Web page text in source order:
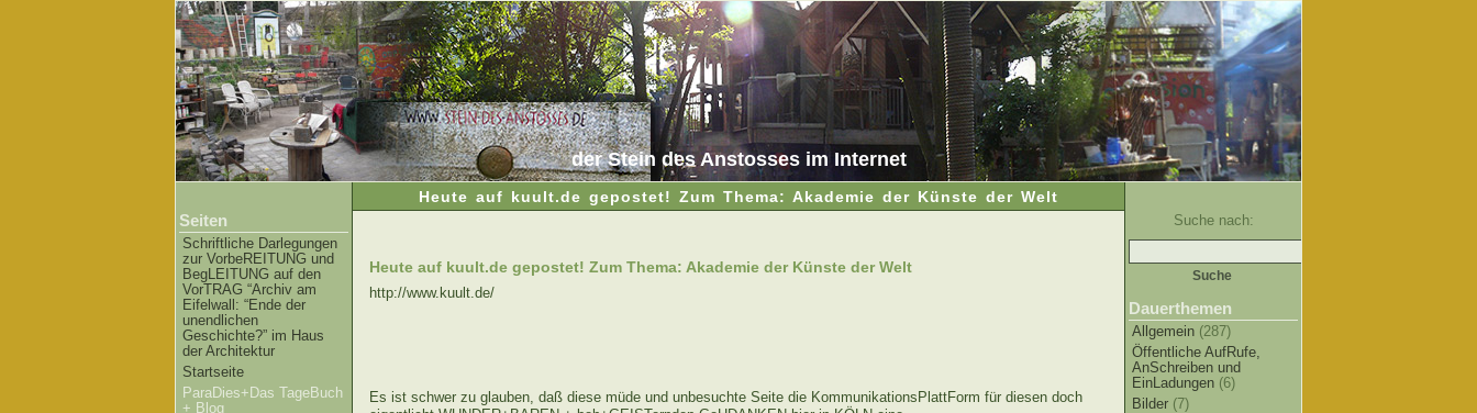
der Stein des Anstosses im Internet
Heute auf kuult.de gepostet! Zum Thema: Akademie der Künste der Welt
Seiten
Schriftliche Darlegungen
zur VorbeREITUNG und
BegLEITUNG auf den
VorTRAG “Archiv am
Eifelwall: “Ende der
unendlichen
Geschichte?” im Haus
der Architektur
Startseite
ParaDies+Das TageBuch
+ Blog
Suche nach:
Dauerthemen
Allgemein (287)
Öffentliche AufRufe,
AnSchreiben und
EinLadungen (6)
Bilder (7)
Heute auf kuult.de gepostet! Zum Thema: Akademie der Künste der Welt
http://www.kuult.de/
Es ist schwer zu glauben, daß diese müde und unbesuchte Seite die KommunikationsPlattForm für diesen doch